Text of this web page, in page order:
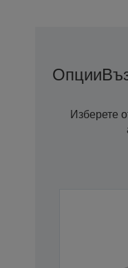
Опции
Изберете